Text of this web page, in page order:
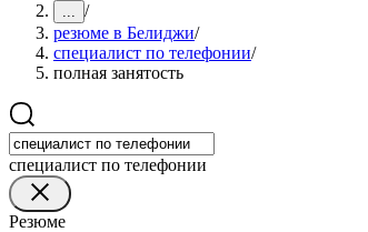
... /
резюме в Белиджи/
специалист по телефонии/
полная занятость
специалист по телефонии
Резюме